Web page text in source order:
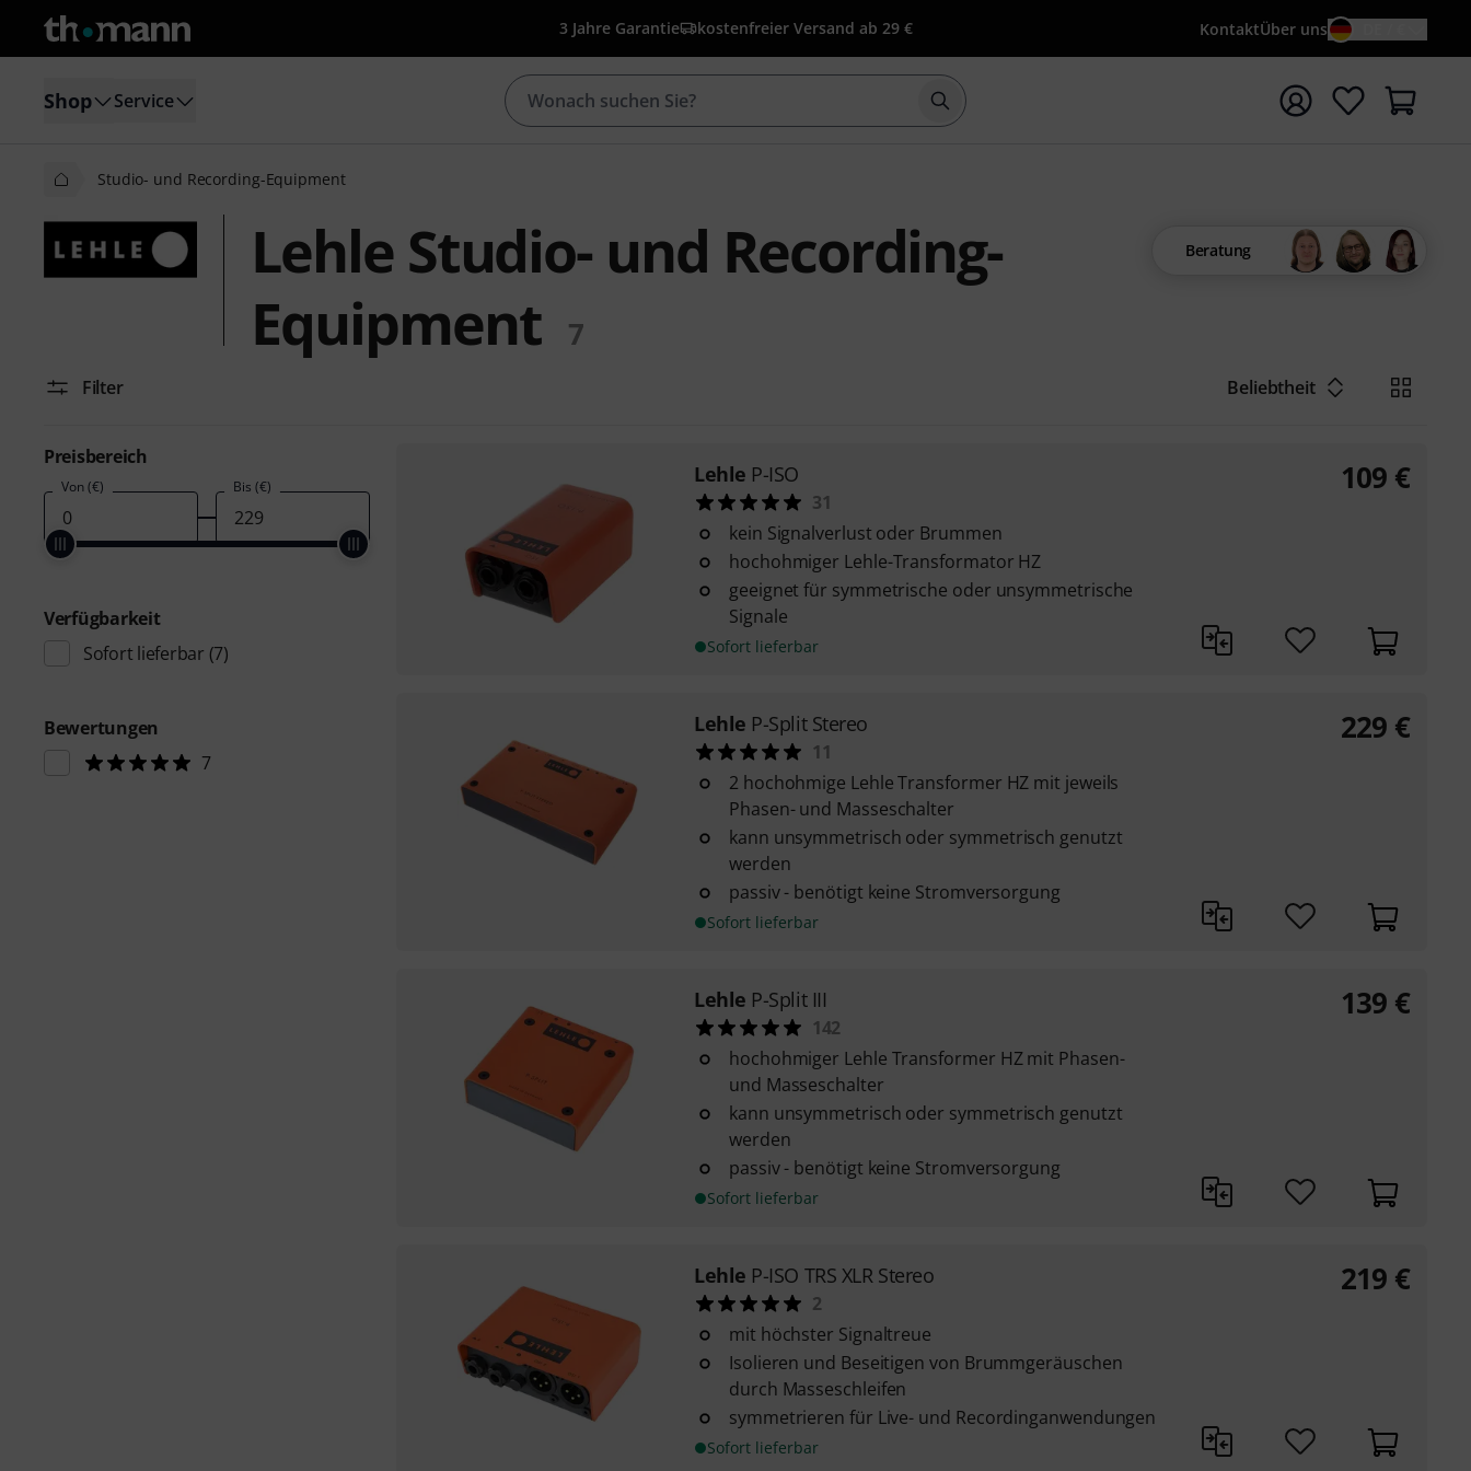
3 Jahre Garantie kostenfreier Versand ab 29 € KontaktÜber uns
Shop Service Suche mit Suchwort {searchTerm} starten
Studio- und Recording-Equipment
Lehle Studio- und Recording-
Equipment
7
Beratung
Filter Beliebtheit
Preisbereich
Von (€) Bis (€)
Verfügbarkeit
Sofort lieferbar (7)
Bewertungen
7
Lehle P-ISO
31
kein Signalverlust oder Brummen
hochohmiger Lehle-Transformator HZ
geeignet für symmetrische oder unsymmetrische
Signale
Sofort lieferbar
109 €
Lehle P-Split Stereo
11
2 hochohmige Lehle Transformer HZ mit jeweils
Phasen- und Masseschalter
kann unsymmetrisch oder symmetrisch genutzt
werden
passiv - benötigt keine Stromversorgung
Sofort lieferbar
229 €
Lehle P-Split III
142
hochohmiger Lehle Transformer HZ mit Phasen-
und Masseschalter
kann unsymmetrisch oder symmetrisch genutzt
werden
passiv - benötigt keine Stromversorgung
Sofort lieferbar
139 €
Lehle P-ISO TRS XLR Stereo
2
mit höchster Signaltreue
Isolieren und Beseitigen von Brummgeräuschen
durch Masseschleifen
symmetrieren für Live- und Recordinganwendungen
Sofort lieferbar
219 €